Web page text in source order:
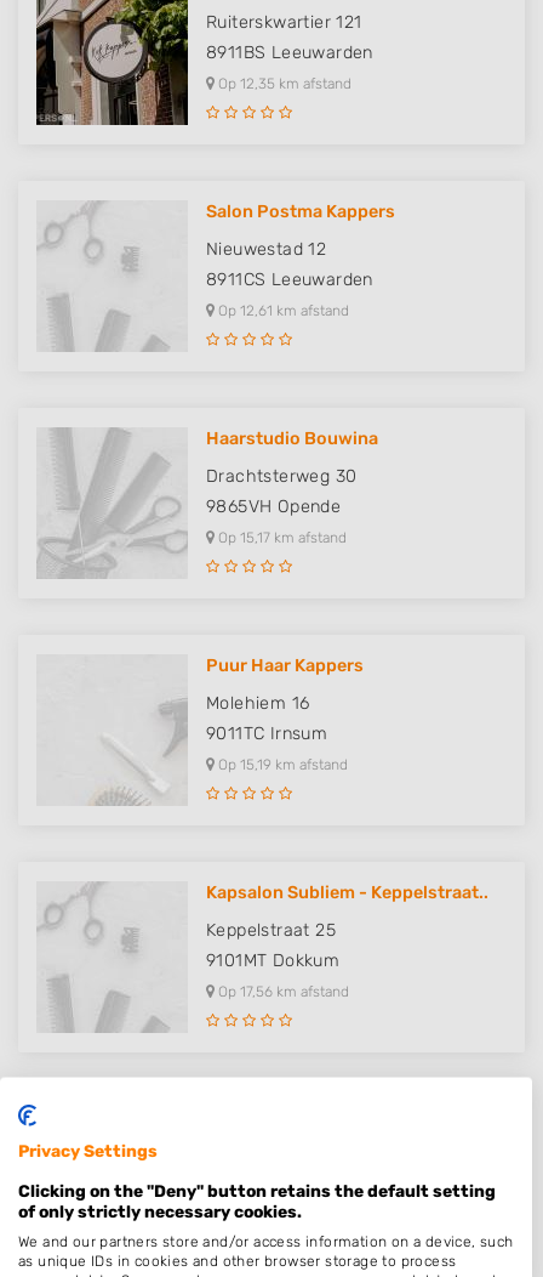
Ruiterskwartier 121
8911BS Leeuwarden
Op 12,35 km afstand
Salon Postma Kappers
Nieuwestad 12
8911CS Leeuwarden
Op 12,61 km afstand
Haarstudio Bouwina
Drachtsterweg 30
9865VH Opende
Op 15,17 km afstand
Puur Haar Kappers
Molehiem 16
9011TC Irnsum
Op 15,19 km afstand
Kapsalon Subliem - Keppelstraat..
Keppelstraat 25
9101MT Dokkum
Op 17,56 km afstand
9101KH Dokkum
Op 17,76 km afstand
Privacy Settings
Clicking on the "Deny" button retains the default setting
of only strictly necessary cookies.
We and our partners store and/or access information on a device, such
as unique IDs in cookies and other browser storage to process